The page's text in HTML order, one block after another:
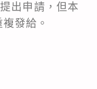
出申請，但本
發給。